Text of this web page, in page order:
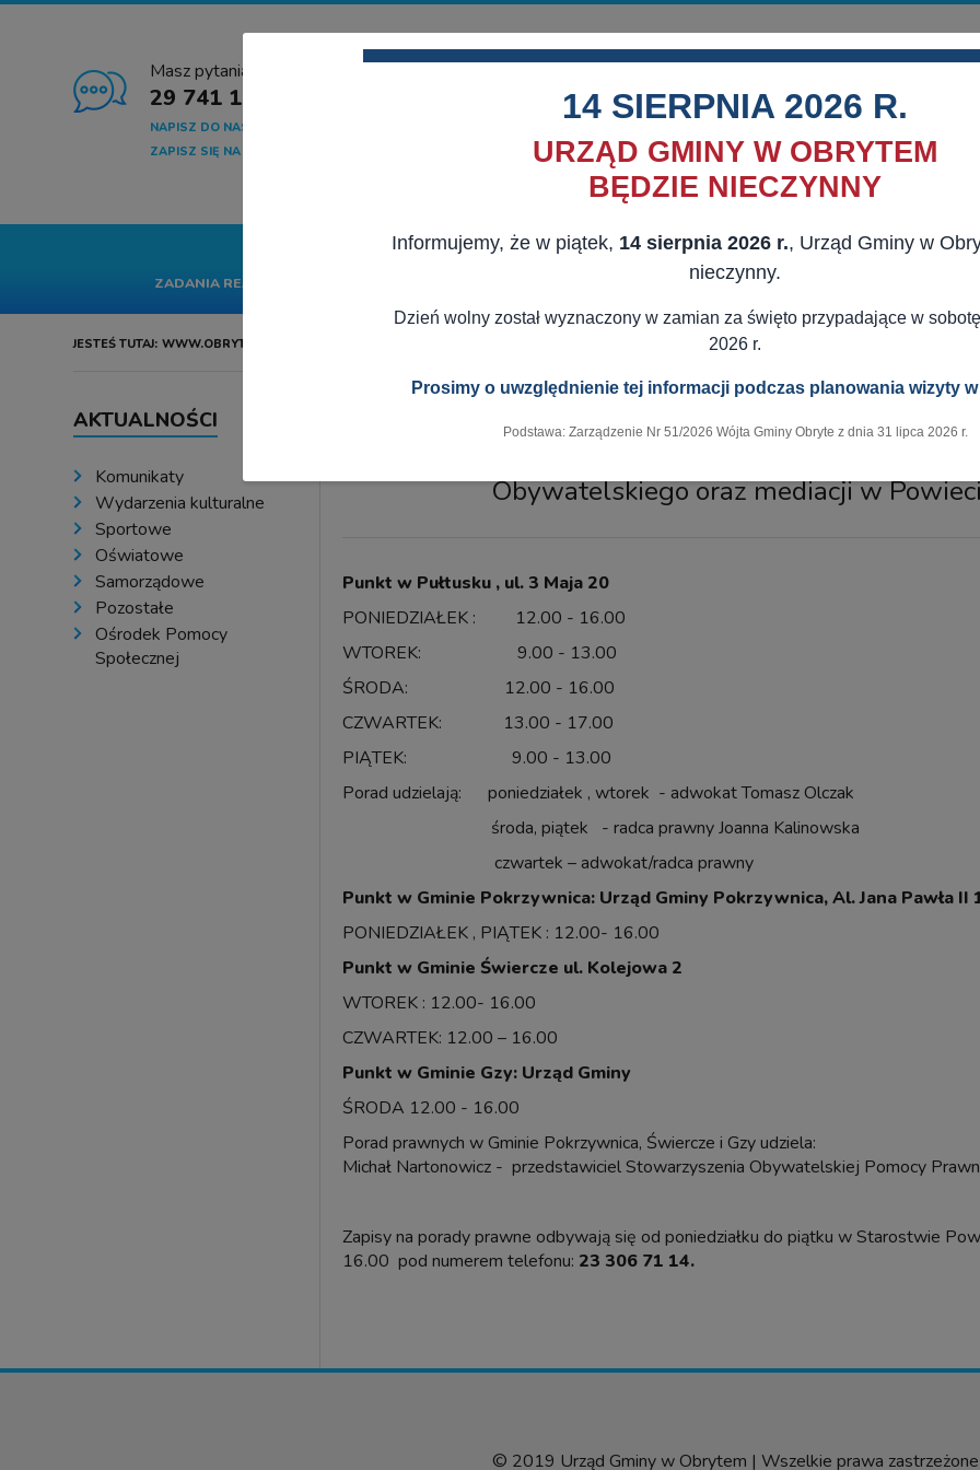
Masz pytania?
29 741 10 04
NAPISZ DO NAS
ZAPISZ SIĘ NA NEWSLETTER
GMINA SAMORZĄD AKTUALNOŚCI DLA MIESZKAŃCÓW DLA BIZNESU
ZADANIA REALIZOWANE Z BUDŻETU PAŃSTWA LUB Z PAŃSTWOWYCH FUNDUSZY CELOWYCH
JESTEŚ TUTAJ: WWW.OBRYTE.PL
AKTUALNOŚCI
Komunikaty
Wydarzenia kulturalne
Sportowe
Oświatowe
Samorządowe
Pozostałe
Ośrodek Pomocy
Społecznej
25.08.2025
Harmonogram udzielania nieodpłatnej pomocy
Obywatelskiego oraz mediacji w
Punkt w Pułtusku , ul. 3 Maja 20
PONIEDZIAŁEK : 12.00 - 16.00
WTOREK: 9.00 - 13.00
ŚRODA: 12.00 - 16.00
CZWARTEK: 13.00 - 17.00
PIĄTEK: 9.00 - 13.00
Porad udzielają: poniedziałek , wtorek - adwokat Tomasz Olczak
środa, piątek - radca prawny Joanna Kalinowska
czwartek – adwokat/radca prawny
Punkt w Gminie Pokrzywnica: Urząd Gminy Pokrzywnica, Al. Jana Pawła II
PONIEDZIAŁEK , PIĄTEK : 12.00- 16.00
Punkt w Gminie Świercze ul. Kolejowa 2
WTOREK : 12.00- 16.00
CZWARTEK: 12.00 – 16.00
Punkt w Gminie Gzy: Urząd Gminy
ŚRODA 12.00 - 16.00
Porad prawnych w Gminie Pokrzywnica, Świercze i Gzy udziela:
Michał Nartonowicz - przedstawiciel Stowarzyszenia Obywatelskiej Pomocy
Zapisy na porady prawne odbywają się od poniedziałku do piątku w Starostwie
16.00 pod numerem telefonu: 23 306 71 14.
© 2019 Urząd Gminy w Obrytem | Wszelkie prawa zastrzeżone
14 SIERPNIA 2026 R.
URZĄD GMINY W OBRYTEM
BĘDZIE NIECZYNNY
Informujemy, że w piątek, 14 sierpnia 2026 r., Urząd Gminy w
nieczynny.
Dzień wolny został wyznaczony w zamian za święto przypadające w
2026 r.
Prosimy o uwzględnienie tej informacji podczas planowania wizyty
Podstawa: Zarządzenie Nr 51/2026 Wójta Gminy Obryte z dnia 31 lipca 2026 r.